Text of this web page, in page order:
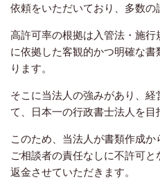
依頼をいただいており、多数の
高許可率の根拠は入管法・施
に依拠した客観的かつ明確な
ります。
そこに当法人の強みがあり、
て、日本一の行政書士法人を目
このため、当法人が書類作成
ご相談者の責任なしに不許可
返金させていただきます。